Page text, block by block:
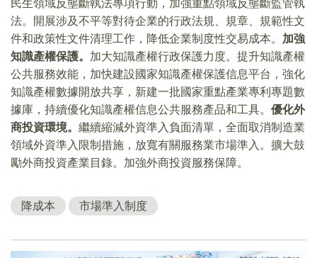
民生領域反壟斷執法專項行動，加強重點領域反壟斷監管執
法。開展涉及不平等對待企業的行政法規、規章、規範性文
件和政策性文件清理工作，降低企業制度性交易成本。 加強
知識產權保護。 加大知識產權行政保護力度。提升知識產權
公共服務效能，加快建設國家知識產權保護信息平台，強化
知識產權數據開放共享，新建一批國家重點產業專利專題數
據庫，持續優化知識產權信息公共服務產品和工具。 優化外
商投資環境。 繼續縮減外資準入負面清單，全面取消制造業
領域外資準入限制措施，放寬有關服務業市場準入。擴大鼓
勵外商投資產業目錄。加強外商投資服務保障。
降成本 市場準入制度